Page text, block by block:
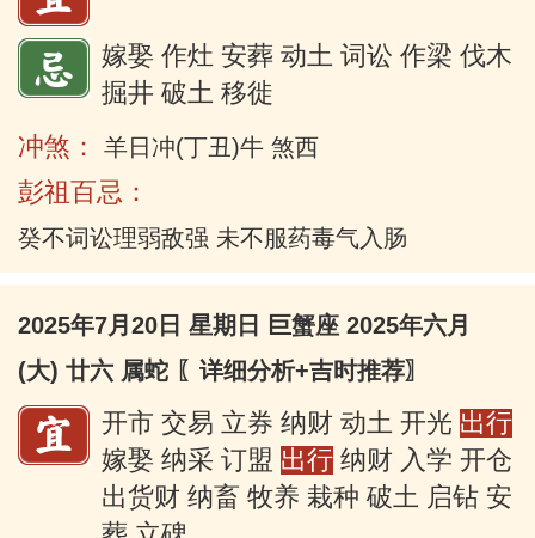
嫁娶 作灶 安葬 动土 词讼 作梁 伐木
掘井 破土 移徙
冲煞：
羊日冲(丁丑)牛 煞西
彭祖百忌：
癸不词讼理弱敌强 未不服药毒气入肠
2025年7月20日 星期日 巨蟹座 2025年六月
(大) 廿六 属蛇 〖详细分析+吉时推荐〗
开市 交易 立券 纳财 动土 开光 出行
嫁娶 纳采 订盟 出行 纳财 入学 开仓
出货财 纳畜 牧养 栽种 破土 启钻 安